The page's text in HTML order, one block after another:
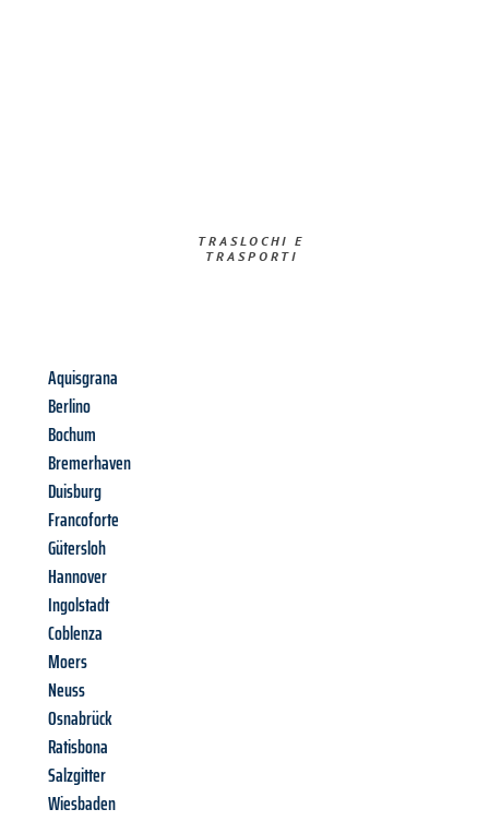
TRASLOCHI E
TRASPORTI​
Aquisgrana
Berlino
Bochum
Bremerhaven
Duisburg
Francoforte
Gütersloh
Hannover
Ingolstadt
Coblenza
Moers
Neuss
Osnabrück
Ratisbona
Salzgitter
Wiesbaden